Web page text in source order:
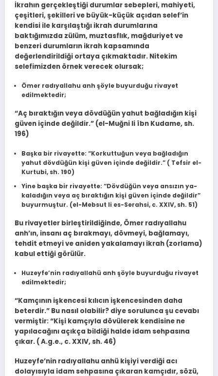
İkrahın gerçekleştiği durumlar sebepleri, mahiyeti,
çeşitleri, şekilleri ve büyük-küçük açıdan selef’in
kendisi ile karşılaştığı ikrah durumlarına
baktığımızda zülüm, muztasflık, mağduriyet ve
benzeri durumların ikrah kapsamında
değerlendirildiği ortaya çıkmaktadır. Nitekim
selefimizden örnek verecek olursak;
Ömer radıyallahu anh şöyle buyurduğu rivayet
edilmektedir;
“Aç bıraktığın veya dövdüğün yahut bağladığın kişi
güven içinde değil­dir.” (el-Muğni li îbn Kudame, sh.
196)
Başka bir rivayette: “Korkuttuğun veya bağladığın
yahut dövdüğün ki­şi güven içinde değildir.” ( Tefsir el-
Kurtubi, sh. 190)
Yine başka bir rivayette: “Dövdüğün veya ansızın ya­
kaladığın veya aç bıraktığın kişi güven içinde değildir”
buyurmuştur. (el-Mebsut li es-Serahsi, c. XXIV, sh. 51)
Bu ri­vayetler birleştirildiğinde, Ömer radıyallahu
anh’ın, insanı aç bırakmayı, dövmeyi, bağ­lamayı,
tehdit etmeyi ve aniden yakalamayı ikrah (zorlama)
kabul ettiği gö­rülür.
Huzeyfe’nin radıyallahü anh şöyle buyurduğu rivayet
edilmektedir;
“Kamçının işkencesi kılıcın işkencesinden daha
beterdir.” Bu nasıl olabi­lir? diye sorulunca şu cevabı
vermiştir: “Kişi kamçıyla dövülerek kendisine ne
yapılacağını açıkça bildiği halde idam sehpasına
çıkar. ( A.g.e., c. XXIV, sh. 46)
Huzeyfe’nin radıyallahu anhü kişiyi verdiği acı
dolayısıyla idam sehpasına çıkaran kamçıdır, sözü,